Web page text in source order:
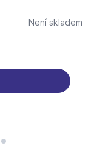
Není skladem